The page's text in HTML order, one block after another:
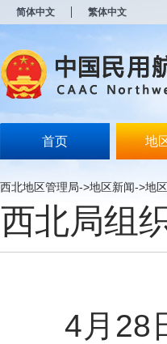
简体中文 繁体中文
首页 地
西北地区管理局->地区新闻->地
西北局组
4 月 28
开
无
障
说
按
Alt
加
波
浪
键